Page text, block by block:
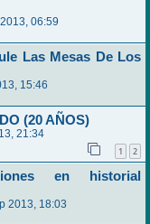
06:59
Las Mesas De Los
15:46
(20 AÑOS)
21:34
1 2
en historial
2013, 18:03